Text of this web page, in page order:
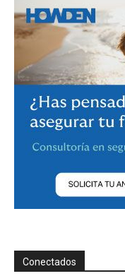
Conectados